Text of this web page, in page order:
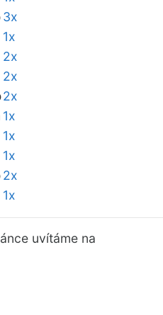
3x
1x
2x
2x
2x
1x
1x
1x
2x
1x
uvítáme na